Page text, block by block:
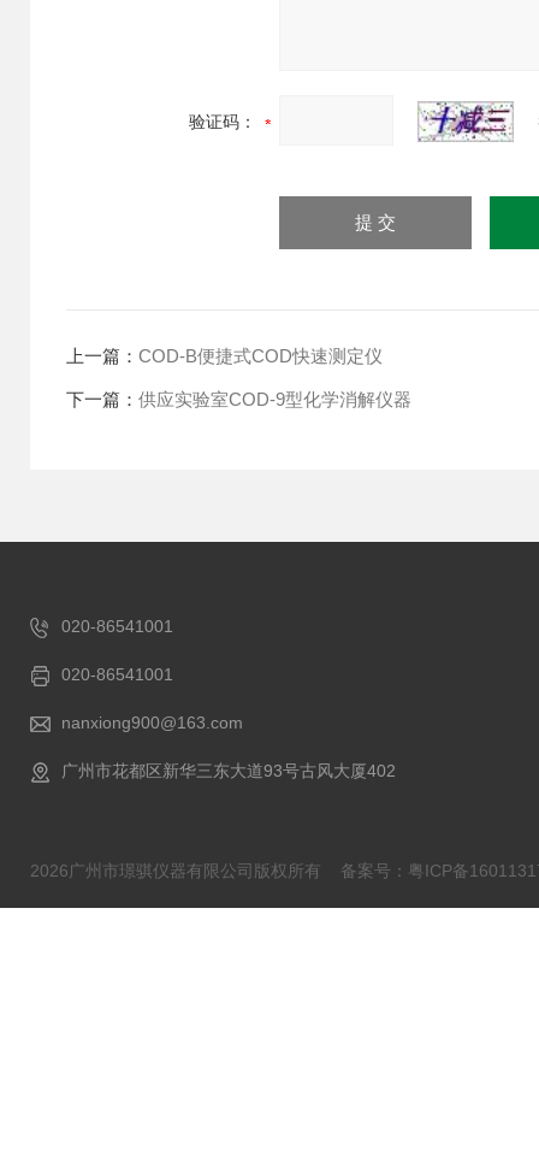
验证码：
上一篇： COD-B便捷式COD快速测定仪
下一篇： 供应实验室COD-9型化学消解仪器
020-86541001
020-86541001
nanxiong900@163.com
广州市花都区新华三东大道93号古风大厦402
2026广州市璟骐仪器有限公司版权所有 备案号：粤ICP备